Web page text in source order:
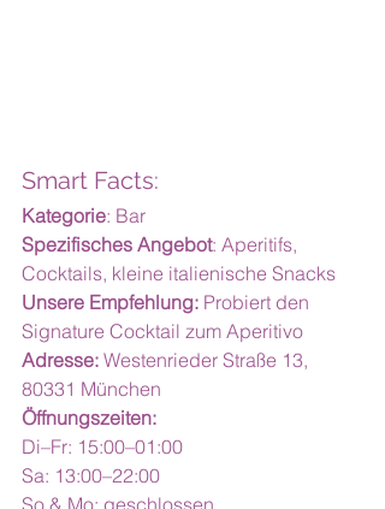
Smart Facts:
Kategorie: Bar
Spezifisches Angebot: Aperitifs,
Cocktails, kleine italienische Snacks
Unsere Empfehlung: Probiert den
Signature Cocktail zum Aperitivo
Adresse: Westenrieder Straße 13,
80331 München
Öffnungszeiten:
Di–Fr: 15:00–01:00
Sa: 13:00–22:00
So & Mo: geschlossen